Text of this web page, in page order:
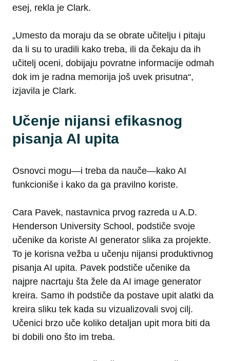
esej, rekla je Clark.
„Umesto da moraju da se obrate učitelju i pitaju
da li su to uradili kako treba, ili da čekaju da ih
učitelj oceni, dobijaju povratne informacije odmah
dok im je radna memorija još uvek prisutna“,
izjavila je Clark.
Učenje nijansi efikasnog
pisanja AI upita
Osnovci mogu—i treba da nauče—kako AI
funkcioniše i kako da ga pravilno koriste.
Cara Pavek, nastavnica prvog razreda u A.D.
Henderson University School, podstiče svoje
učenike da koriste AI generator slika za projekte.
To je korisna vežba u učenju nijansi produktivnog
pisanja AI upita. Pavek podstiče učenike da
najpre nacrtaju šta žele da AI image generator
kreira. Samo ih podstiče da postave upit alatki da
kreira sliku tek kada su vizualizovali svoj cilj.
Učenici brzo uče koliko detaljan upit mora biti da
bi dobili ono što im treba.